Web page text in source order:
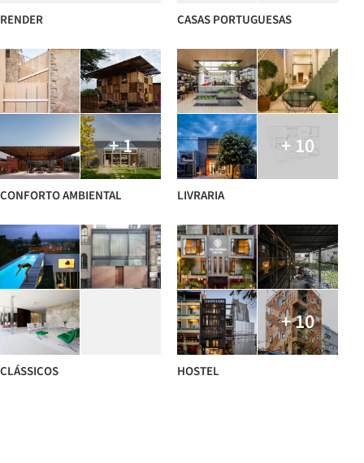
RENDER CASAS PORTUGUESAS
+ 1
CONFORTO AMBIENTAL
+ 10
LIVRARIA
CLÁSSICOS
+ 10
HOSTEL